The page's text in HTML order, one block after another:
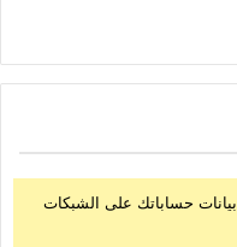
حساباتك على الشبكات